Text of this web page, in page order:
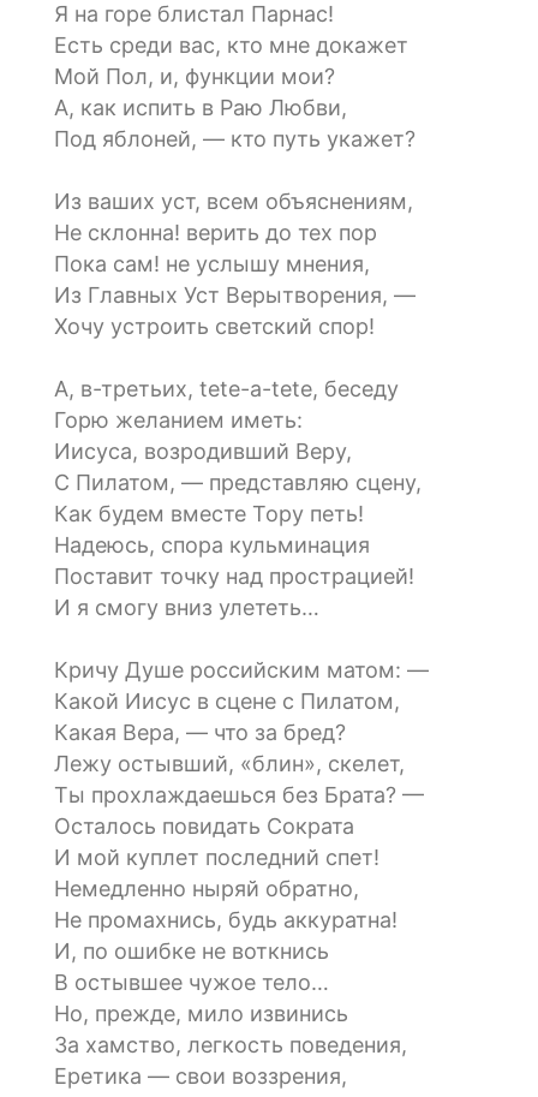
Я на горе блистал Парнас!
Есть среди вас, кто мне докажет
Мой Пол, и, функции мои?
А, как испить в Раю Любви,
Под яблоней, — кто путь укажет?
Из ваших уст, всем объяснениям,
Не склонна! верить до тех пор
Пока сам! не услышу мнения,
Из Главных Уст Верытворения, —
Хочу устроить светский спор!
А, в-третьих, tete-a-tete, беседу
Горю желанием иметь:
Иисуса, возродивший Веру,
С Пилатом, — представляю сцену,
Как будем вместе Тору петь!
Надеюсь, спора кульминация
Поставит точку над прострацией!
И я смогу вниз улететь…
Кричу Душе российским матом: —
Какой Иисус в сцене с Пилатом,
Какая Вера, — что за бред?
Лежу остывший, «блин», скелет,
Ты прохлаждаешься без Брата? —
Осталось повидать Сократа
И мой куплет последний спет!
Немедленно ныряй обратно,
Не промахнись, будь аккуратна!
И, по ошибке не воткнись
В остывшее чужое тело…
Но, прежде, мило извинись
За хамство, легкость поведения,
Еретика — свои воззрения,